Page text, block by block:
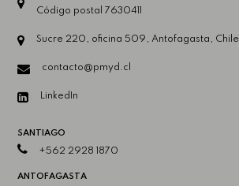
Código postal 7630411
Sucre 220, oficina 509, Antofagasta, Chile
contacto@pmyd.cl
LinkedIn
SANTIAGO
+562 2928 1870
ANTOFAGASTA